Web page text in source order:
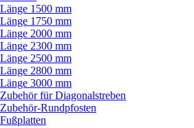
Länge 1500 mm
Länge 1750 mm
Länge 2000 mm
Länge 2300 mm
Länge 2500 mm
Länge 2800 mm
Länge 3000 mm
Zubehör für Diagonalstreben
Zubehör-Rundpfosten
Fußplatten